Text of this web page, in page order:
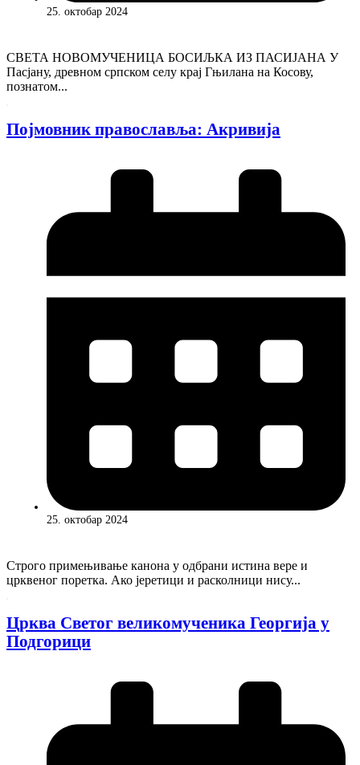
25. октобар 2024
СВЕТА НОВОМУЧЕНИЦА БОСИЉКА ИЗ ПАСИЈАНА У
Пасјану, древном српском селу крај Гњилана на Косову,
познатом...
Појмовник православља: Акривија
25. октобар 2024
Строго примењивање канона у одбрани истина вере и
црквеног поретка. Ако јеретици и расколници нису...
Црква Светог великомученика Георгија у
Подгорици